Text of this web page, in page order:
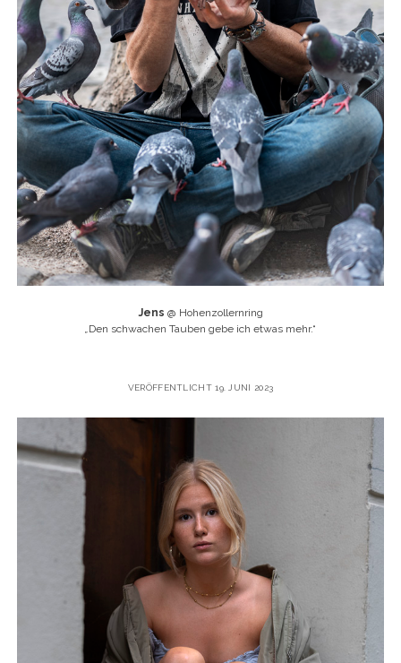
Jens @ Hohenzollernring
„Den schwachen Tauben gebe ich etwas mehr.“
VERÖFFENTLICHT 19. JUNI 2023